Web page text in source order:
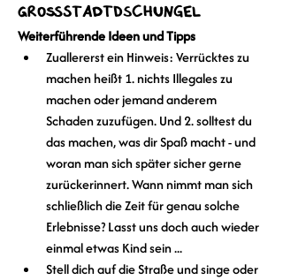
Großstadtdschungel
Weiterführende Ideen und Tipps
Zuallererst ein Hinweis: Verrücktes zu
machen heißt 1. nichts Illegales zu
machen oder jemand anderem
Schaden zuzufügen. Und 2. solltest du
das machen, was dir Spaß macht - und
woran man sich später sicher gerne
zurückerinnert. Wann nimmt man sich
schließlich die Zeit für genau solche
Erlebnisse? Lasst uns doch auch wieder
einmal etwas Kind sein ...
Stell dich auf die Straße und singe oder